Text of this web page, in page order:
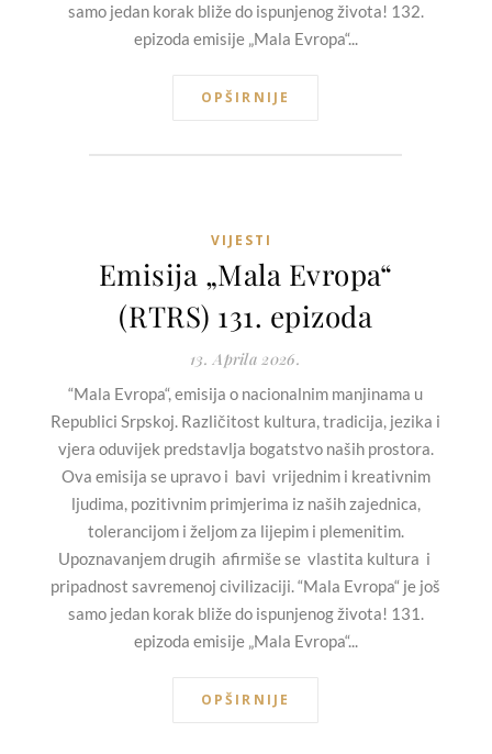
samo jedan korak bliže do ispunjenog života! 132.
epizoda emisije „Mala Evropa“...
OPŠIRNIJE
VIJESTI
Emisija „Mala Evropa“
(RTRS) 131. epizoda
13. Aprila 2026.
“Mala Evropa“, emisija o nacionalnim manjinama u
Republici Srpskoj. Različitost kultura, tradicija, jezika i
vjera oduvijek predstavlja bogatstvo naših prostora.
Ova emisija se upravo i bavi vrijednim i kreativnim
ljudima, pozitivnim primjerima iz naših zajednica,
tolerancijom i željom za lijepim i plemenitim.
Upoznavanjem drugih afirmiše se vlastita kultura i
pripadnost savremenoj civilizaciji. “Mala Evropa“ je još
samo jedan korak bliže do ispunjenog života! 131.
epizoda emisije „Mala Evropa“...
OPŠIRNIJE